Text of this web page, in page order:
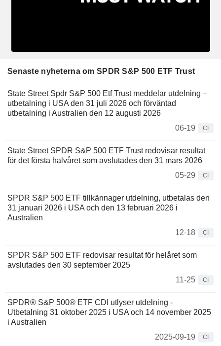
Senaste nyheterna om SPDR S&P 500 ETF Trust
State Street Spdr S&P 500 Etf Trust meddelar utdelning –
utbetalning i USA den 31 juli 2026 och förväntad
utbetalning i Australien den 12 augusti 2026
06-19
CI
State Street SPDR S&P 500 ETF Trust redovisar resultat
för det första halvåret som avslutades den 31 mars 2026
05-29
CI
SPDR S&P 500 ETF tillkännager utdelning, utbetalas den
31 januari 2026 i USA och den 13 februari 2026 i
Australien
12-18
CI
SPDR S&P 500 ETF redovisar resultat för helåret som
avslutades den 30 september 2025
11-25
CI
SPDR® S&P 500® ETF CDI utlyser utdelning -
Utbetalning 31 oktober 2025 i USA och 14 november 2025
i Australien
2025-09-19
CI